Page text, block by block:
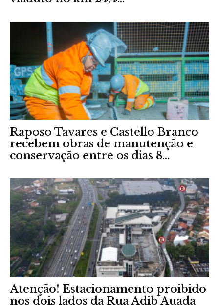
Raposo Tavares e Castello Branco
recebem obras de manutenção e
conservação entre os dias 8...
Atenção! Estacionamento proibido
nos dois lados da Rua Adib Auada